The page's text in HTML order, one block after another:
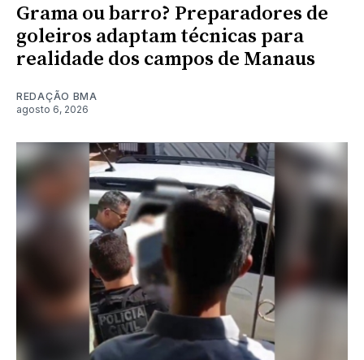
Grama ou barro? Preparadores de
goleiros adaptam técnicas para
realidade dos campos de Manaus
REDAÇÃO BMA
agosto 6, 2026